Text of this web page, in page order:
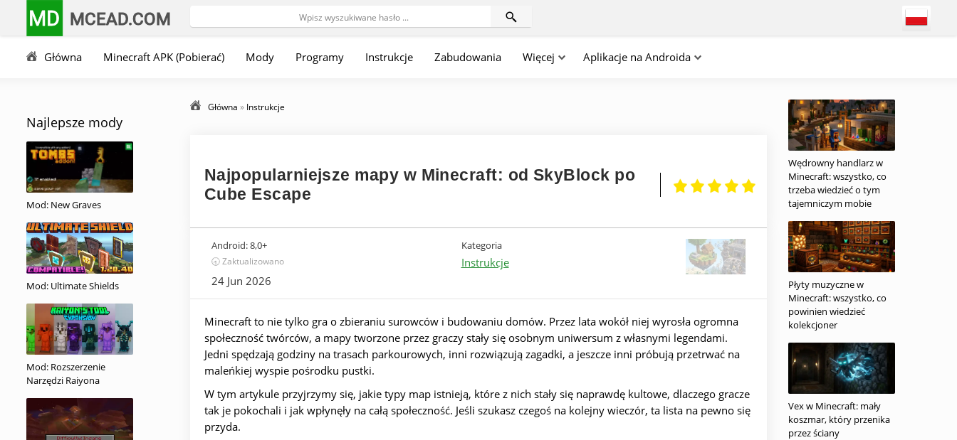
MD MCEAD.COM
Główna Minecraft APK (Pobierać) Mody Programy Instrukcje Zabudowania Więcej Aplikacje na Androida
Najlepsze mody
Mod: New Graves
Mod: Ultimate Shields
Mod: Rozszerzenie
Narzędzi Raiyona
Główna » Instrukcje
Najpopularniejsze mapy w Minecraft: od SkyBlock po
Cube Escape
Android:8,0+
🕣 Zaktualizowano
24 Jun 2026
Kategoria
Instrukcje
Minecraft to nie tylko gra o zbieraniu surowców i budowaniu domów. Przez lata wokół niej wyrosła ogromna
społeczność twórców, a mapy tworzone przez graczy stały się osobnym uniwersum z własnymi legendami.
Jedni spędzają godziny na trasach parkourowych, inni rozwiązują zagadki, a jeszcze inni próbują przetrwać na
maleńkiej wyspie pośrodku pustki.
W tym artykule przyjrzymy się, jakie typy map istnieją, które z nich stały się naprawdę kultowe, dlaczego gracze
tak je pokochali i jak wpłynęły na całą społeczność. Jeśli szukasz czegoś na kolejny wieczór, ta lista na pewno się
przyda.
Wędrowny handlarz w
Minecraft: wszystko, co
trzeba wiedzieć o tym
tajemniczym mobie
Płyty muzyczne w
Minecraft: wszystko, co
powinien wiedzieć
kolekcjoner
Vex w Minecraft: mały
koszmar, który przenika
przez ściany